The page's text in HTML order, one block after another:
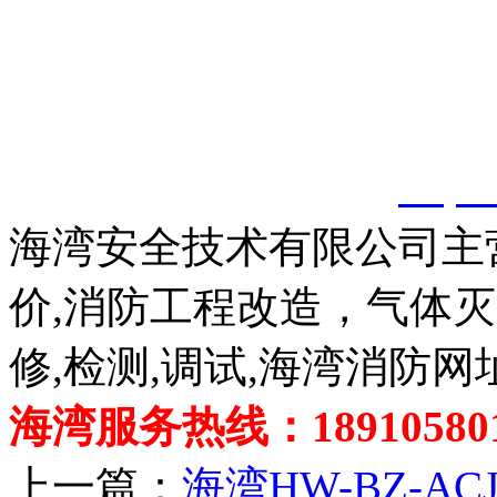
海湾安全技术有限公司
价,消防工程改造，气体
修,检测,调试,海湾消防网
海湾服务热线：
上一篇： 海湾HW-BZ-